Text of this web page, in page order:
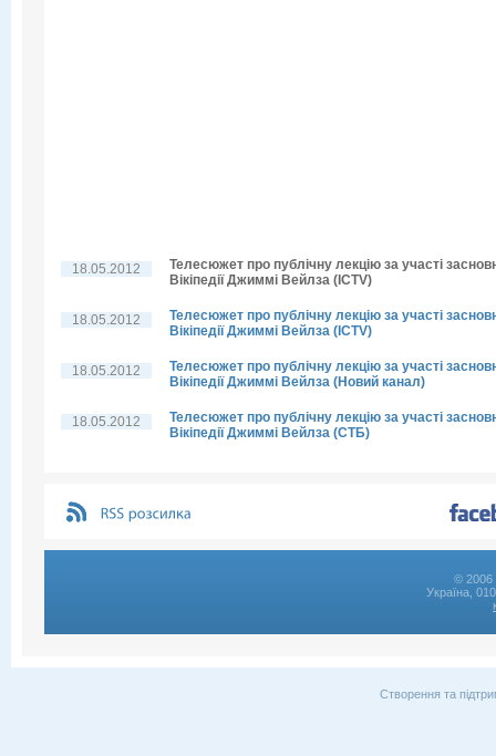
18.05.2012
Телесюжет про публічну лекцію за участі
Вікіпедії Джиммі Вейлза (ICTV)
18.05.2012
Телесюжет про публічну лекцію за участі
Вікіпедії Джиммі Вейлза (ICTV)
18.05.2012
Телесюжет про публічну лекцію за участі
Вікіпедії Джиммі Вейлза (Новий канал)
18.05.2012
Телесюжет про публічну лекцію за участі
Вікіпедії Джиммі Вейлза (СТБ)
© 2006
Україна,
Створення та